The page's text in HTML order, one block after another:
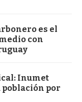
es el
con
Inumet
población por